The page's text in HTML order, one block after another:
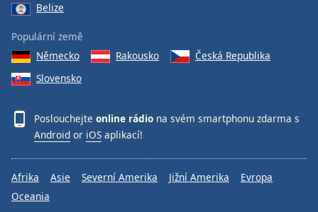
Belize
Populární země
Německo
Rakousko
Česká Republika
Slovensko
Poslouchejte online rádio na svém smartphonu zdarma s
Android or iOS aplikací!
Afrika Asie Severní Amerika Jižní Amerika
Evropa
Oceania